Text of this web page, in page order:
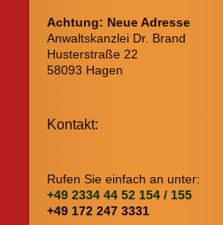
Achtung: Neue Adresse
Anwaltskanzlei Dr. Brand
Husterstraße 22
58093 Hagen
Kontakt:
Rufen Sie einfach an unter:
+49 2334 44 52 154 / 155
+49 172 247 3331